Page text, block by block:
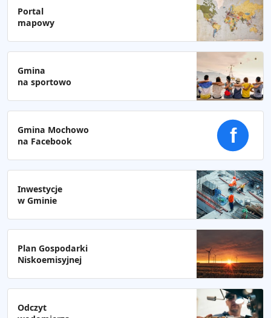
Portal
mapowy
Gmina
na sportowo
Gmina Mochowo
na Facebook
f
Inwestycje
w Gminie
Plan Gospodarki
Niskoemisyjnej
Odczyt